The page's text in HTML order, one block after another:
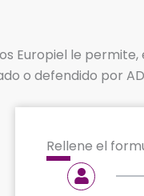
Europiel le
o defendido por
Rellene el